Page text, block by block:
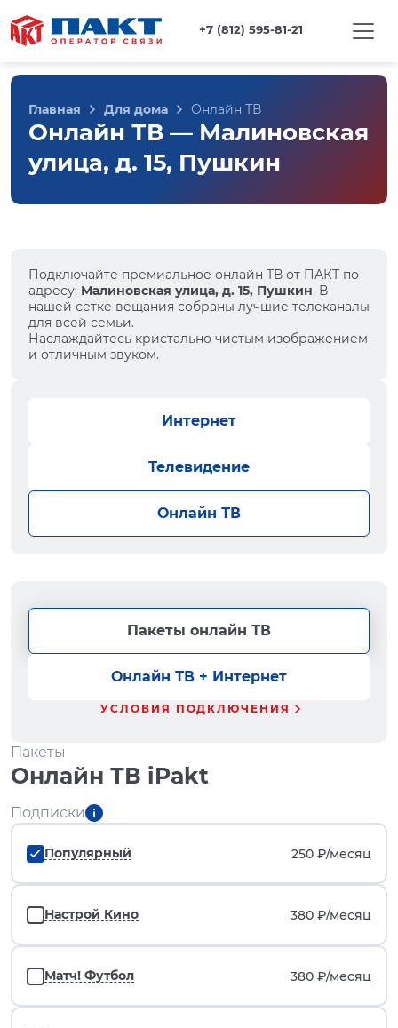
+7 (812) 595-81-21
Главная Для дома Онлайн ТВ
Онлайн ТВ — Малиновская
улица, д. 15, Пушкин
Подключайте премиальное онлайн ТВ от ПАКТ по
адресу: Малиновская улица, д. 15, Пушкин. В
нашей сетке вещания собраны лучшие телеканалы
для всей семьи.
Наслаждайтесь кристально чистым изображением
и отличным звуком.
Интернет
Телевидение
Онлайн ТВ
Пакеты онлайн ТВ
Онлайн ТВ + Интернет
УСЛОВИЯ ПОДКЛЮЧЕНИЯ
Пакеты
Онлайн ТВ iPakt
Подписки
Популярный 250 ₽/месяц
Настрой Кино 380 ₽/месяц
Матч! Футбол 380 ₽/месяц